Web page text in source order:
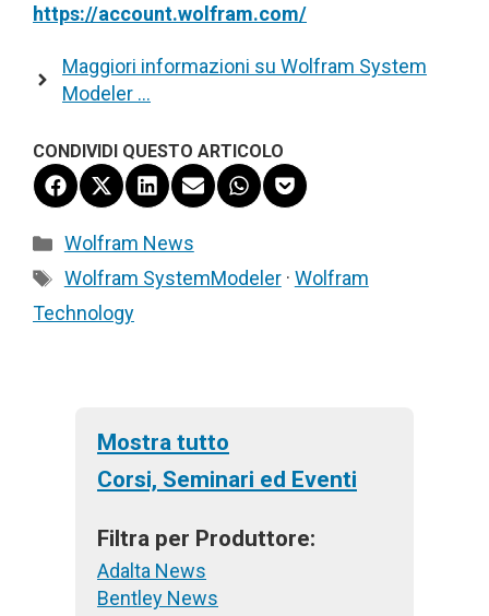
https://account.wolfram.com/
Maggiori informazioni su Wolfram System
Modeler …
CONDIVIDI QUESTO ARTICOLO
Share
on
Facebook
Share
on
X
(Twitter)
Share
on
LinkedIn
Share
on
Share
on
Share
on
Categorie
Wolfram News
Tag
Wolfram SystemModeler· Wolfram
Technology
Mostra tutto
Corsi, Seminari ed Eventi
Filtra per Produttore:
Adalta News
Bentley News